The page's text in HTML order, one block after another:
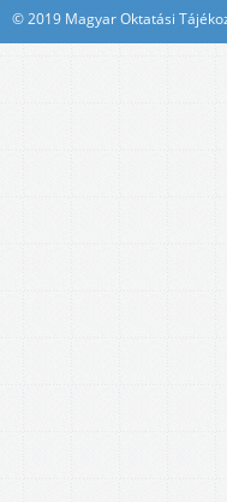
© 2019 Magyar Oktatási